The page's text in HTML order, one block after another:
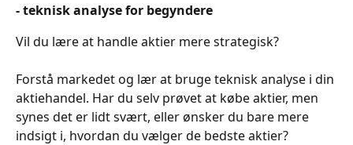
- teknisk analyse for begyndere
Vil du lære at handle aktier mere strategisk?
Forstå markedet og lær at bruge teknisk analyse i din
aktiehandel. Har du selv prøvet at købe aktier, men
synes det er lidt svært, eller ønsker du bare mere
indsigt i, hvordan du vælger de bedste aktier?